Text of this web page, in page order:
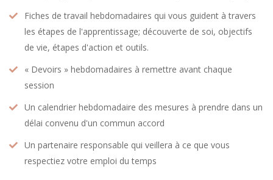
Fiches de travail hebdomadaires qui vous guident à travers
les étapes de l'apprentissage; découverte de soi, objectifs
de vie, étapes d'action et outils.
« Devoirs » hebdomadaires à remettre avant chaque
session
Un calendrier hebdomadaire des mesures à prendre dans un
délai convenu d'un commun accord
Un partenaire responsable qui veillera à ce que vous
respectiez votre emploi du temps